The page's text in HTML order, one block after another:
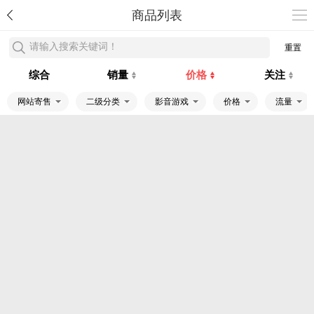
商品列表
请输入搜索关键词！ 重置
综合 销量 价格 关注
网站寄售 二级分类 影音游戏 价格 流量